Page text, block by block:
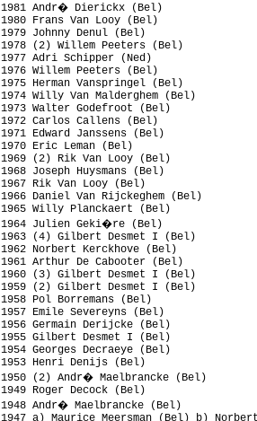
1981 Andr� Dierickx (Bel)
1980 Frans Van Looy (Bel)
1979 Johnny Denul (Bel)
1978 (2) Willem Peeters (Bel)
1977 Adri Schipper (Ned)
1976 Willem Peeters (Bel)
1975 Herman Vanspringel (Bel)
1974 Willy Van Malderghem (Bel)
1973 Walter Godefroot (Bel)
1972 Carlos Callens (Bel)
1971 Edward Janssens (Bel)
1970 Eric Leman (Bel)
1969 (2) Rik Van Looy (Bel)
1968 Joseph Huysmans (Bel)
1967 Rik Van Looy (Bel)
1966 Daniel Van Rijckeghem (Bel)
1965 Willy Planckaert (Bel)
1964 Julien Geki�re (Bel)
1963 (4) Gilbert Desmet I (Bel)
1962 Norbert Kerckhove (Bel)
1961 Arthur De Cabooter (Bel)
1960 (3) Gilbert Desmet I (Bel)
1959 (2) Gilbert Desmet I (Bel)
1958 Pol Borremans (Bel)
1957 Emile Severeyns (Bel)
1956 Germain Derijcke (Bel)
1955 Gilbert Desmet I (Bel)
1954 Georges Decraeye (Bel)
1953 Henri Denijs (Bel)
1950 (2) Andr� Maelbrancke (Bel)
1949 Roger Decock (Bel)
1948 Andr� Maelbrancke (Bel)
1947 a) Maurice Meersman (Bel) b)